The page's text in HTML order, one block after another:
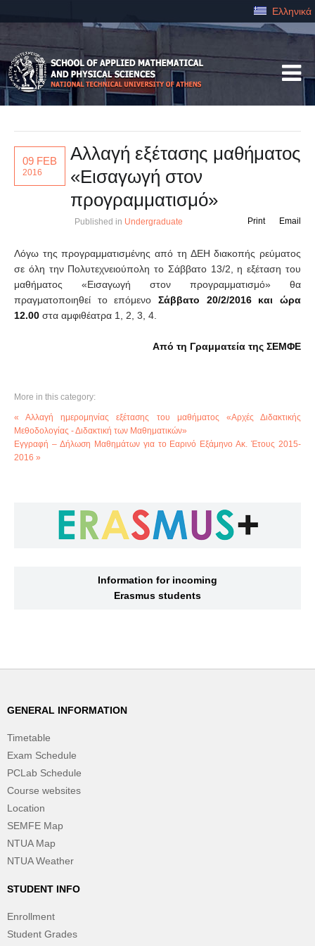
Ελληνικά
09 FEB
2016
Αλλαγή εξέτασης μαθήματος
«Εισαγωγή στον
προγραμματισμό»
Published in Undergraduate Email
Print
Λόγω της προγραμματισμένης από τη ΔΕΗ διακοπής ρεύματος
σε όλη την Πολυτεχνειούπολη το Σάββατο 13/2, η εξέταση του
μαθήματος «Εισαγωγή στον προγραμματισμό» θα
πραγματοποιηθεί το επόμενο Σάββατο 20/2/2016 και ώρα
12.00 στα αμφιθέατρα 1, 2, 3, 4.
Από τη Γραμματεία της ΣΕΜΦΕ
More in this category:
« Αλλαγή ημερομηνίας εξέτασης του μαθήματος «Αρχές Διδακτικής
Μεθοδολογίας - Διδακτική των Μαθηματικών»
Εγγραφή – Δήλωση Μαθημάτων για το Εαρινό Εξάμηνο Ακ. Έτους 2015-
2016 »
Information for incoming
Erasmus students
GENERAL INFORMATION
Timetable
Exam Schedule
PCLab Schedule
Course websites
Location
SEMFE Map
NTUA Map
NTUA Weather
STUDENT INFO
Enrollment
Student Grades